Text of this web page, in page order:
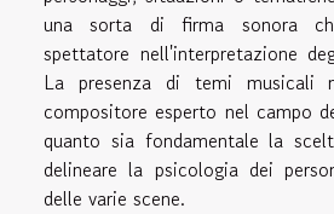
una sorta di firma sonora
spettatore nell'interpretazione
La presenza di temi musicali
compositore esperto nel campo
quanto sia fondamentale la
delineare la psicologia dei
delle varie scene.